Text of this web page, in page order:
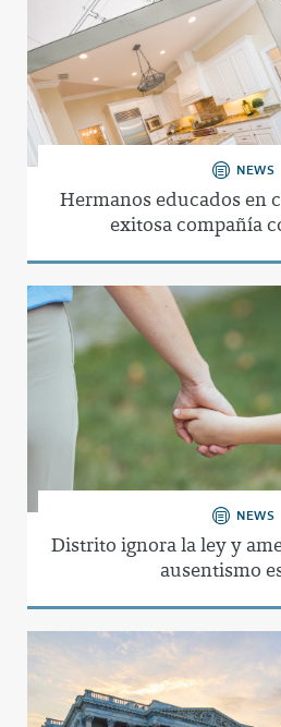
NEWS
Hermanos educados en
exitosa compañía
NEWS
Distrito ignora la ley y
ausentismo